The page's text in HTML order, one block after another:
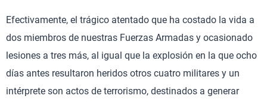
Efectivamente, el trágico atentado que ha costado la vida a
dos miembros de nuestras Fuerzas Armadas y ocasionado
lesiones a tres más, al igual que la explosión en la que ocho
días antes resultaron heridos otros cuatro militares y un
intérprete son actos de terrorismo, destinados a generar